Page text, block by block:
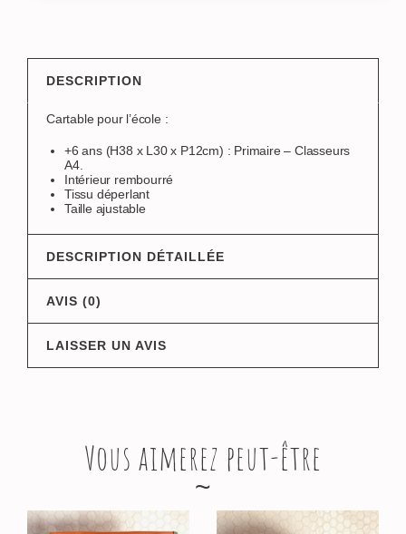
DESCRIPTION
Cartable pour l’école :
+6 ans (H38 x L30 x P12cm) : Primaire – Classeurs
A4.
Intérieur rembourré
Tissu déperlant
Taille ajustable
DESCRIPTION DÉTAILLÉE
AVIS (0)
LAISSER UN AVIS
Vous aimerez peut-être